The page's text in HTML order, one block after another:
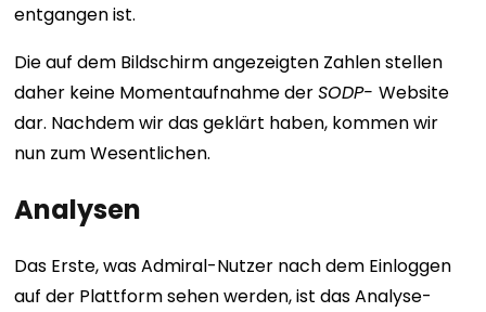
entgangen ist.
Die auf dem Bildschirm angezeigten Zahlen stellen
daher keine Momentaufnahme derSODP-Website
dar. Nachdem wir das geklärt haben, kommen wir
nun zum Wesentlichen.
Analysen
Das Erste, was Admiral-Nutzer nach dem Einloggen
auf der Plattform sehen werden, ist das Analyse-